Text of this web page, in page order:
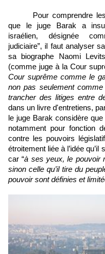
Pour comprendre
que le juge Barak a
israélien, désignée
judiciaire”, il faut analyser
sa biographe Naomi
(comme juge à la Cour
Cour suprême comme le
non pas seulement
trancher des litiges entre
dans un livre d'entretiens,
le juge Barak considère
notamment pour fonction
contre les pouvoirs
étroitement liée à l’idée
car “à ses yeux, le pouvoir
sinon celle qu’il tire du
pouvoir sont définies et